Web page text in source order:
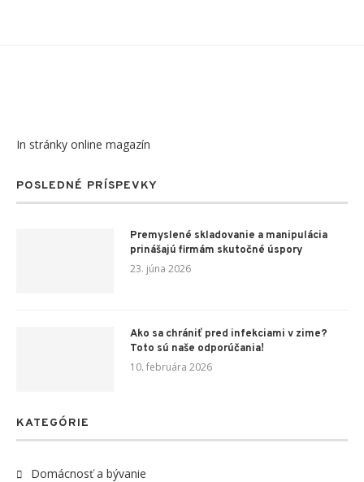
In stránky online magazín
POSLEDNÉ PRÍSPEVKY
Premyslené skladovanie a manipulácia
prinášajú firmám skutočné úspory
23. júna 2026
Ako sa chrániť pred infekciami v zime?
Toto sú naše odporúčania!
10. februára 2026
KATEGÓRIE
Domácnosť a bývanie